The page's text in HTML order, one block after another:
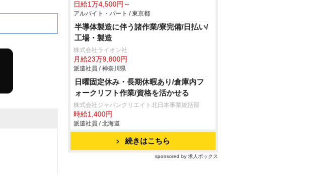
日給1万4,500円～
アルバイト・パート / 東京都
半導体製造に伴う諸作業/寮完備/日払い/
工場・製造
株式会社ライオン社
月給23万9,800円
派遣社員 / 神奈川県
日曜固定休み・長期休暇あり/倉庫内フ
ォークリフト作業/資格を活かせる
株式会社ジャパンクリエイト北日本事業統括部
時給1,400円
派遣社員 / 北海道
続きはこちら
sponsored by 求人ボックス